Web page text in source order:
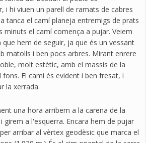
i hi viuen un parell de ramats de cabres
tanca el camí planeja entremigs de prats
minuts el camí comença a pujar. Veiem
hem de seguir, ja que és un vessant
matolls i ben pocs arbres. Mirant enrere
molt estètic, amb el massis de la
El camí és evident i ben fresat, i
la xerrada.
una hora arribem a la carena de la
girem a l'esquerra. Encara hem de pujar
arribar al vèrtex geodèsic que marca el